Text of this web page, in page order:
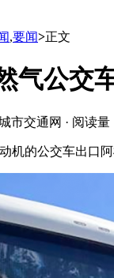
,要闻>正文
气公交
市交通网 · 阅读量
机的公交车出口